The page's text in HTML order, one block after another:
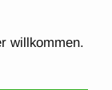
willkommen.